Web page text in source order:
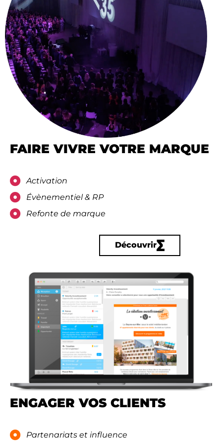
FAIRE VIVRE VOTRE MARQUE
Activation
Évènementiel & RP​
Refonte de marque​
Découvrir
ENGAGER VOS CLIENTS​
Partenariats et influence​